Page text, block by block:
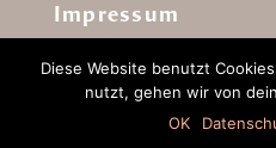
Impressum
Diese Website benutzt
nutzt, gehen wir von
OK